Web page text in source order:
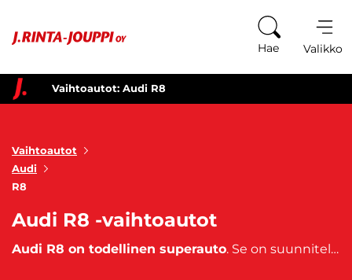
Hae Valikko
Vaihtoautot: Audi R8
Vaihtoautot
Audi
R8
Audi R8 -vaihtoautot
Audi R8 on todellinen superauto. Se on suunniteltu niille, jotka arvostavat äärimmäistä ajoelämystä ja haluavat päiden kääntyvän liikenteessä. Audi R8 -urheiluautoissa on suorituskykyä vaikka millä mitalla!